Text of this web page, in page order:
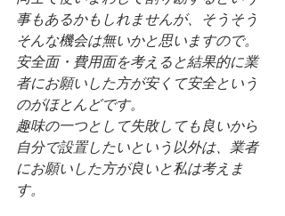
事もあるかもしれませんが、そうそう
そんな機会は無いかと思いますので。
安全面・費用面を考えると結果的に業
者にお願いした方が安くて安全という
のがほとんどです。
趣味の一つとして失敗しても良いから
自分で設置したいという以外は、業者
にお願いした方が良いと私は考えま
す。